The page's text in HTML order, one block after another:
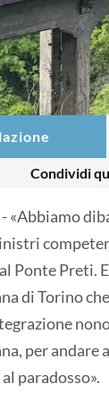
Condividi
- «Abbiamo
Ponte Preti.
di Torino
per andare
paradosso».